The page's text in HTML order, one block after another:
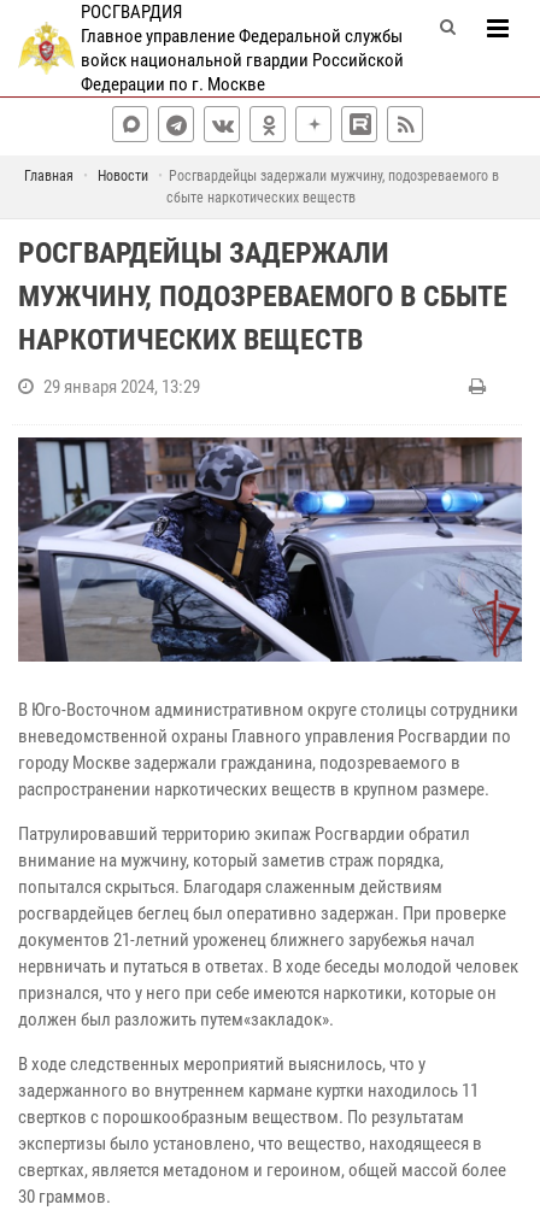
РОСГВАРДИЯ
Главное управление Федеральной службы
войск национальной гвардии Российской
Федерации по г. Москве
Главная Новости
Росгвардейцы задержали мужчину, подозреваемого в
сбыте наркотических веществ
РОСГВАРДЕЙЦЫ ЗАДЕРЖАЛИ
МУЖЧИНУ, ПОДОЗРЕВАЕМОГО В СБЫТЕ
НАРКОТИЧЕСКИХ ВЕЩЕСТВ
29 января 2024, 13:29
В Юго-Восточном административном округе столицы сотрудники
вневедомственной охраны Главного управления Росгвардии по
городу Москве задержали гражданина, подозреваемого в
распространении наркотических веществ в крупном размере.
Патрулировавший территорию экипаж Росгвардии обратил
внимание на мужчину, который заметив страж порядка,
попытался скрыться. Благодаря слаженным действиям
росгвардейцев беглец был оперативно задержан. При проверке
документов 21-летний уроженец ближнего зарубежья начал
нервничать и путаться в ответах. В ходе беседы молодой человек
признался, что у него при себе имеются наркотики, которые он
должен был разложить путем«закладок».
В ходе следственных мероприятий выяснилось, что у
задержанного во внутреннем кармане куртки находилось 11
свертков с порошкообразным веществом. По результатам
экспертизы было установлено, что вещество, находящееся в
свертках, является метадоном и героином, общей массой более
30 граммов.